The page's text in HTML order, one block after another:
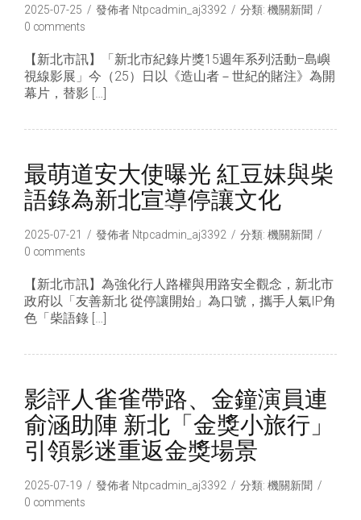
2025-07-25 發佈者 Ntpcadmin_aj3392 分類: 機關新聞
0 comments
【新北市訊】「新北市紀錄片獎15週年系列活動–島嶼
視線影展」今（25）日以《造山者－世紀的賭注》為開
幕片，替影 […]
最萌道安大使曝光 紅豆妹與柴
語錄為新北宣導停讓文化
2025-07-21 發佈者 Ntpcadmin_aj3392 分類: 機關新聞
0 comments
【新北市訊】為強化行人路權與用路安全觀念，新北市
政府以「友善新北 從停讓開始」為口號，攜手人氣IP角
色「柴語錄 […]
影評人雀雀帶路、金鐘演員連
俞涵助陣 新北「金獎小旅行」
引領影迷重返金獎場景
2025-07-19 發佈者 Ntpcadmin_aj3392 分類: 機關新聞
0 comments